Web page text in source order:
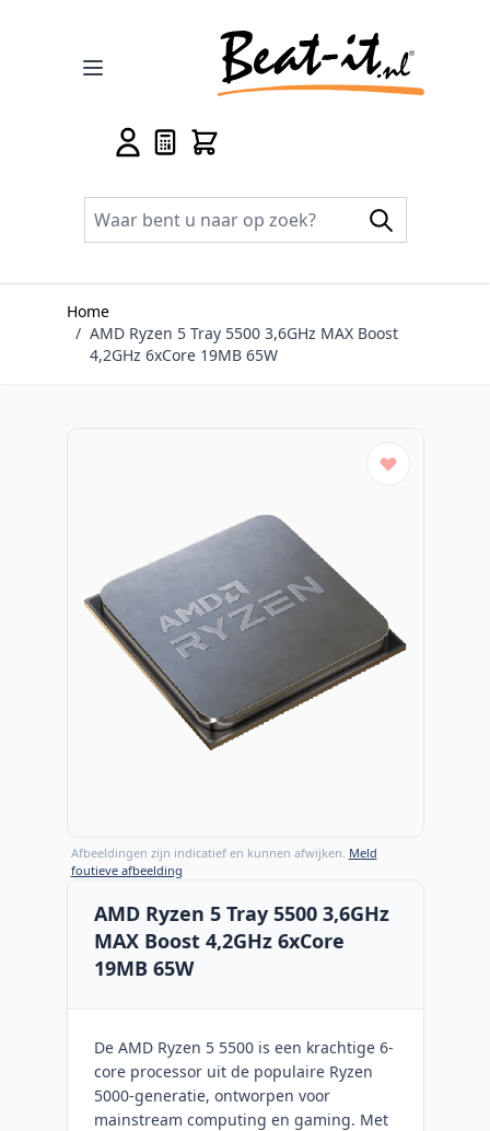
Home
/ AMD Ryzen 5 Tray 5500 3,6GHz MAX Boost
4,2GHz 6xCore 19MB 65W
Afbeeldingen zijn indicatief en kunnen afwijken. Meld
foutieve afbeelding
AMD Ryzen 5 Tray 5500 3,6GHz
MAX Boost 4,2GHz 6xCore
19MB 65W
De AMD Ryzen 5 5500 is een krachtige 6-
core processor uit de populaire Ryzen
5000-generatie, ontworpen voor
mainstream computing en gaming. Met